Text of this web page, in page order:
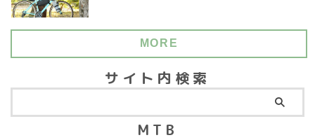
MORE
サイト内検索
MTB